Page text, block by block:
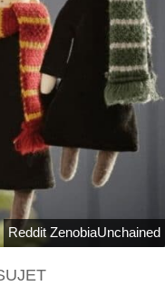
Reddit ZenobiaUnchained